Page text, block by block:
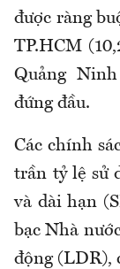
được ràng
TP.HCM
Quảng
đứng đầu.
Các chính
trần tỷ lệ sử
và dài hạn
bạc Nhà
động (LDR),